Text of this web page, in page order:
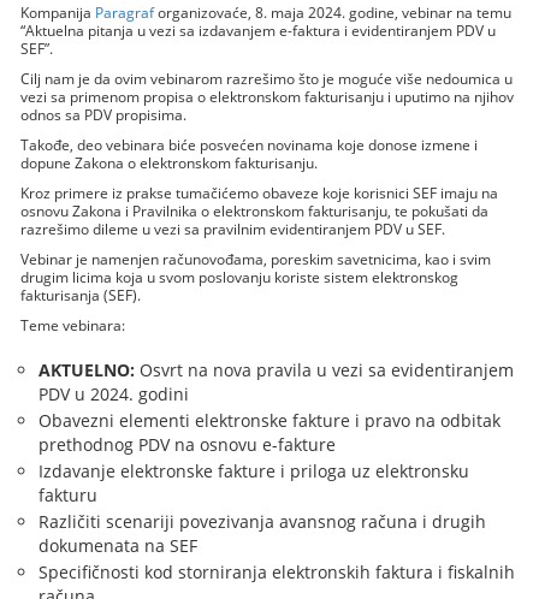
Kompanija Paragraforganizovaće, 8. maja 2024. godine, vebinar na temu
“Aktuelna pitanja u vezi sa izdavanjem e-faktura i evidentiranjem PDV u
SEF”.
Cilj nam je da ovim vebinarom razrešimo što je moguće više nedoumica u
vezi sa primenom propisa o elektronskom fakturisanju i uputimo na njihov
odnos sa PDV propisima.
Takođe, deo vebinara biće posvećen novinama koje donose izmene i
dopune Zakona o elektronskom fakturisanju.
Kroz primere iz prakse tumačićemo obaveze koje korisnici SEF imaju na
osnovu Zakona i Pravilnika o elektronskom fakturisanju, te pokušati da
razrešimo dileme u vezi sa pravilnim evidentiranjem PDV u SEF.
Vebinar je namenjen računovođama, poreskim savetnicima, kao i svim
drugim licima koja u svom poslovanju koriste sistem elektronskog
fakturisanja (SEF).
Teme vebinara:
AKTUELNO: Osvrt na nova pravila u vezi sa evidentiranjem
PDV u 2024. godini
Obavezni elementi elektronske fakture i pravo na odbitak
prethodnog PDV na osnovu e-fakture
Izdavanje elektronske fakture i priloga uz elektronsku
fakturu
Različiti scenariji povezivanja avansnog računa i drugih
dokumenata na SEF
Specifičnosti kod storniranja elektronskih faktura i fiskalnih